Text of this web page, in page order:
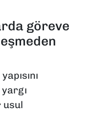
göreve
usul